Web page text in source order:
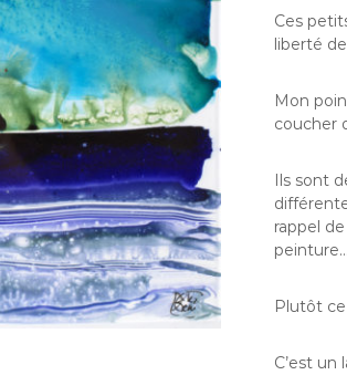
Ces
liberté
Mon
coucher
Ils sont
rappel
peinture…
Plutôt ce
C’est